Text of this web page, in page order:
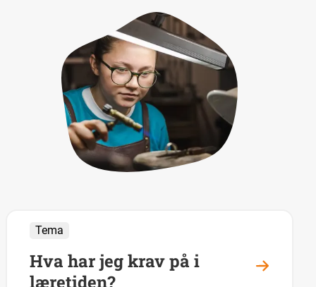
Tema
Hva har jeg krav på i
læretiden?